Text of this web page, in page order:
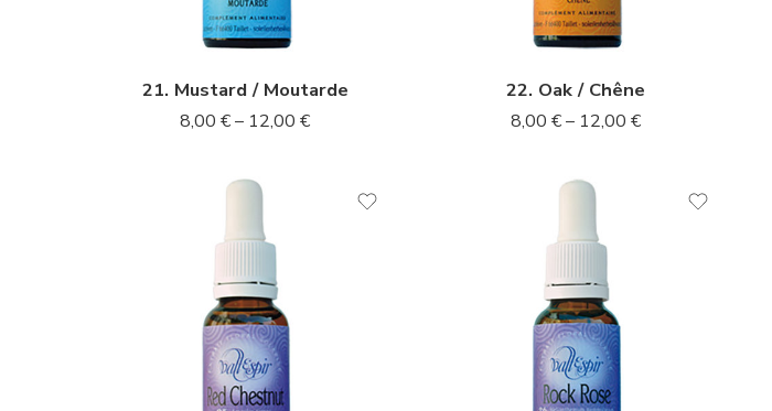
21. Mustard / Moutarde
8,00 €– 12,00 €
22. Oak / Chêne
8,00 €– 12,00 €